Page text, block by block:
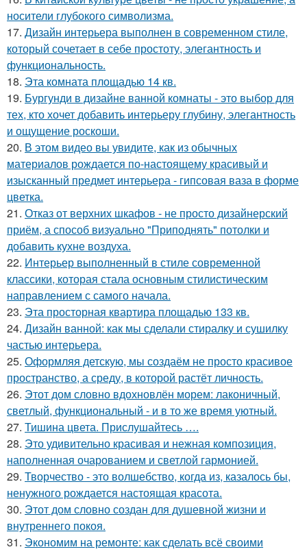
носители глубокого символизма.
17. Дизайн интерьера выполнен в современном стиле,
который сочетает в себе простоту, элегантность и
функциональность.
18. Эта комната площадью 14 кв.
19. Бургунди в дизайне ванной комнаты - это выбор для
тех, кто хочет добавить интерьеру глубину, элегантность
и ощущение роскоши.
20. В этом видео вы увидите, как из обычных
материалов рождается по-настоящему красивый и
изысканный предмет интерьера - гипсовая ваза в форме
цветка.
21. Отказ от верхних шкафов - не просто дизайнерский
приём, а способ визуально "Приподнять" потолки и
добавить кухне воздуха.
22. Интерьер выполненный в стиле современной
классики, которая стала основным стилистическим
направлением с самого начала.
23. Эта просторная квартира площадью 133 кв.
24. Дизайн ванной: как мы сделали стиралку и сушилку
частью интерьера.
25. Оформляя детскую, мы создаём не просто красивое
пространство, а среду, в которой растёт личность.
26. Этот дом словно вдохновлён морем: лаконичный,
светлый, функциональный - и в то же время уютный.
27. Тишина цвета. Прислушайтесь ….
28. Это удивительно красивая и нежная композиция,
наполненная очарованием и светлой гармонией.
29. Творчество - это волшебство, когда из, казалось бы,
ненужного рождается настоящая красота.
30. Этот дом словно создан для душевной жизни и
внутреннего покоя.
31. Экономим на ремонте: как сделать всё своими